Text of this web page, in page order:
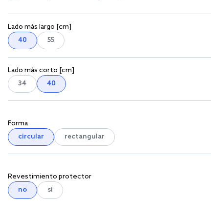
Lado más largo [cm]
40
55
Lado más corto [cm]
34
40
Forma
circular
rectangular
Revestimiento protector
no
sí